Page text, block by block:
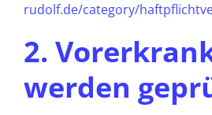
rudolf.de/category/
2.
werden